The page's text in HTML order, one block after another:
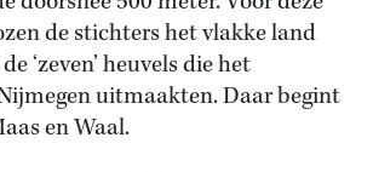
de stichters het vlakke land
‘zeven’ heuvels die het
uitmaakten. Daar begint
en Waal.